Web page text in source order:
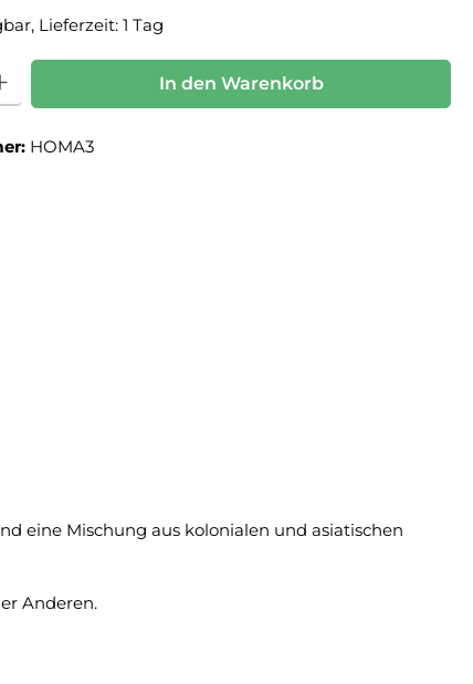
Lieferzeit: 1 Tag
den gewünschten Wert ein oder benutze die Schaltflächen um die
In den Warenkorb
HOMA3
eine Mischung aus kolonialen und asiatischen
Anderen.